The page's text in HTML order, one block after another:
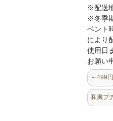
※配送
※冬季
ベント
により
使用日
お願い
～499円
和風プ